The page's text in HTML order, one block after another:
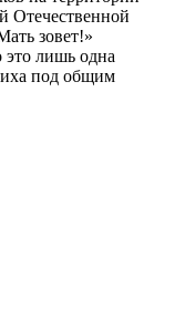
Отечественной
зовет!»
это лишь одна
под общим